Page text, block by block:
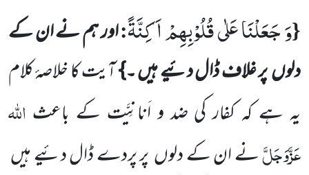
{وَ جَعَلْنَا عَلٰى قُلُوْبِهِمْ اَكِنَّةً:اور ہم نے ان کے
دلوںپر غلاف ڈال دئیے ہیں ۔}آیت کا خلاصۂ کلام
یہ ہے کہ کفار کی ضد و اَنانِیَّت کے باعث اللّٰہ
عَزَّوَجَلَّنے ان کے دلوںپر پردے ڈال دئیے ہیں